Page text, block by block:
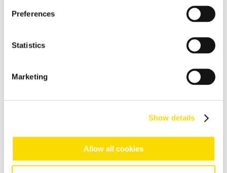
Preferences
Statistics
Marketing
Show details
Allow all cookies
alumínio
Tecnologia de classificação visual de alta resolução para
Soluções flexíveis de classificação para tarefas exigentes na
resíduos domésticos
Resíduos de fundição